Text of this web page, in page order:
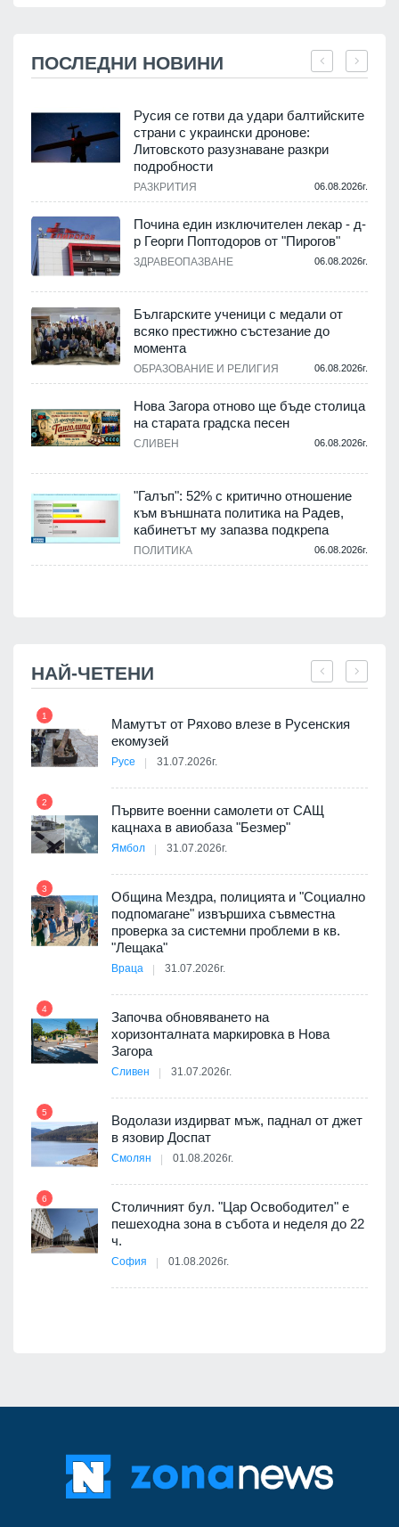
ПОСЛЕДНИ НОВИНИ
Русия се готви да удари балтийските
страни с украински дронове:
Литовското разузнаване разкри
подробности
РАЗКРИТИЯ 06.08.2026г.
Почина един изключителен лекар - д-
р Георги Поптодоров от "Пирогов"
ЗДРАВЕОПАЗВАНЕ 06.08.2026г.
Българските ученици с медали от
всяко престижно състезание до
момента
ОБРАЗОВАНИЕ И РЕЛИГИЯ 06.08.2026г.
Нова Загора отново ще бъде столица
на старата градска песен
СЛИВЕН 06.08.2026г.
"Галъп": 52% с критично отношение
към външната политика на Радев,
кабинетът му запазва подкрепа
ПОЛИТИКА 06.08.2026г.
НАЙ-ЧЕТЕНИ
1
Мамутът от Ряхово влезе в Русенския
екомузей
Русе 31.07.2026г.
2
Първите военни самолети от САЩ
кацнаха в авиобаза "Безмер"
Ямбол 31.07.2026г.
3
Община Мездра, полицията и "Социално
подпомагане" извършиха съвместна
проверка за системни проблеми в кв.
"Лещака"
Враца 31.07.2026г.
4
Започва обновяването на
хоризонталната маркировка в Нова
Загора
Сливен 31.07.2026г.
5
Водолази издирват мъж, паднал от джет
в язовир Доспат
Смолян 01.08.2026г.
6
Столичният бул. "Цар Освободител" е
пешеходна зона в събота и неделя до 22
ч.
София 01.08.2026г.